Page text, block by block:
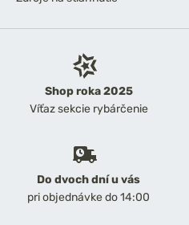
Shop roka 2025
Víťaz sekcie rybárčenie
Do dvoch dní u vás
pri objednávke do 14:00